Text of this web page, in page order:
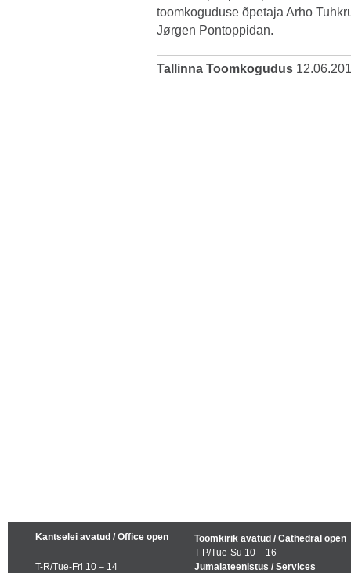
toomkoguduse õpetaja Arho
Jørgen Pontoppidan.
Tallinna Toomkogudus
Kantselei avatud / Office open
T-R/Tue-Fri 10 – 14
Toomkirik avatud / Cathedral open
T-P/Tue-Su 10 – 16
Jumalateenistus / Services